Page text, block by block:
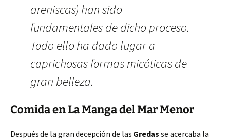
areniscas) han sido
fundamentales de dicho proceso.
Todo ello ha dado lugar a
caprichosas formas micóticas de
gran belleza.
Comida en La Manga del Mar Menor
Después de la gran decepción de las Gredas se acercaba la